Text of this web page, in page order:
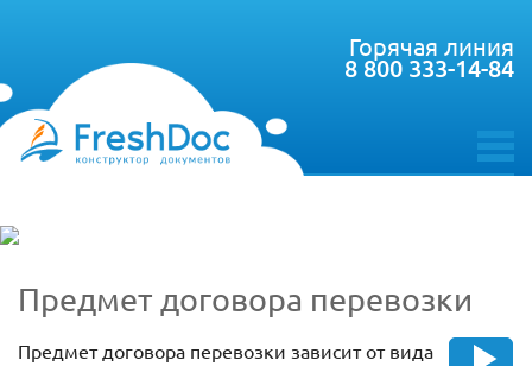
toggle
Горячая линия
8 800 333-14-84
Предмет договора перевозки
Предмет договора перевозки зависит от вида